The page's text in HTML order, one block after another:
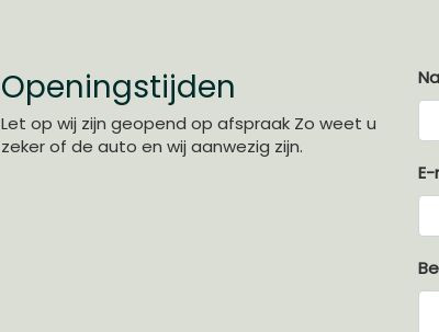
Openingstijden
Let op wij zijn geopend op afspraak Zo weet u
zeker of de auto en wij aanwezig zijn.